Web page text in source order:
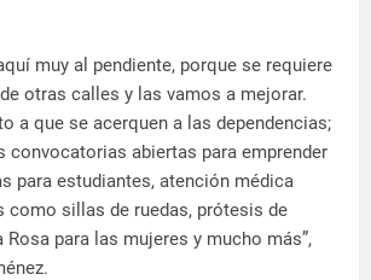
muy al pendiente, porque se requiere
otras calles y las vamos a mejorar.
a que se acerquen a las dependencias;
convocatorias abiertas para emprender
para estudiantes, atención médica
como sillas de ruedas, prótesis de
Rosa para las mujeres y mucho más”,